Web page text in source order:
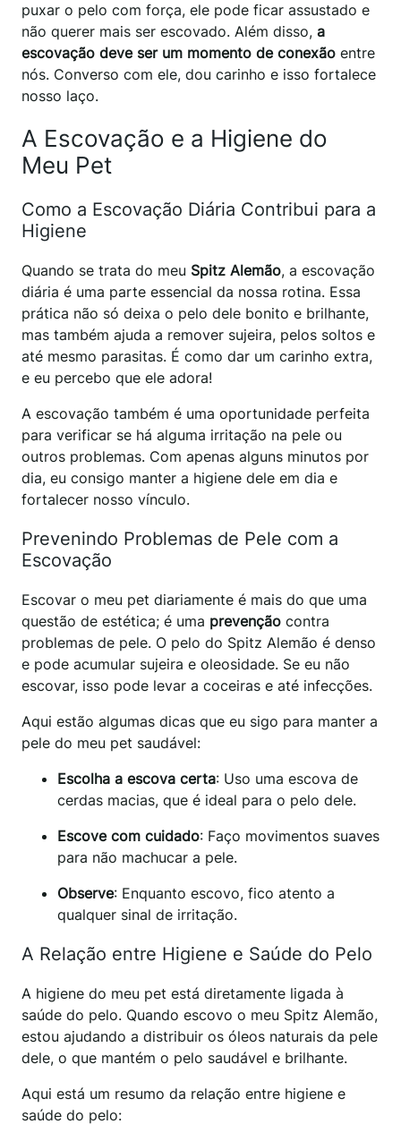
puxar o pelo com força, ele pode ficar assustado e
não querer mais ser escovado. Além disso, a
escovação deve ser um momento de conexão entre
nós. Converso com ele, dou carinho e isso fortalece
nosso laço.
A Escovação e a Higiene do
Meu Pet
Como a Escovação Diária Contribui para a
Higiene
Quando se trata do meu Spitz Alemão, a escovação
diária é uma parte essencial da nossa rotina. Essa
prática não só deixa o pelo dele bonito e brilhante,
mas também ajuda a remover sujeira, pelos soltos e
até mesmo parasitas. É como dar um carinho extra,
e eu percebo que ele adora!
A escovação também é uma oportunidade perfeita
para verificar se há alguma irritação na pele ou
outros problemas. Com apenas alguns minutos por
dia, eu consigo manter a higiene dele em dia e
fortalecer nosso vínculo.
Prevenindo Problemas de Pele com a
Escovação
Escovar o meu pet diariamente é mais do que uma
questão de estética; é uma prevenção contra
problemas de pele. O pelo do Spitz Alemão é denso
e pode acumular sujeira e oleosidade. Se eu não
escovar, isso pode levar a coceiras e até infecções.
Aqui estão algumas dicas que eu sigo para manter a
pele do meu pet saudável:
Escolha a escova certa: Uso uma escova de
cerdas macias, que é ideal para o pelo dele.
Escove com cuidado: Faço movimentos suaves
para não machucar a pele.
Observe: Enquanto escovo, fico atento a
qualquer sinal de irritação.
A Relação entre Higiene e Saúde do Pelo
A higiene do meu pet está diretamente ligada à
saúde do pelo. Quando escovo o meu Spitz Alemão,
estou ajudando a distribuir os óleos naturais da pele
dele, o que mantém o pelo saudável e brilhante.
Aqui está um resumo da relação entre higiene e
saúde do pelo: